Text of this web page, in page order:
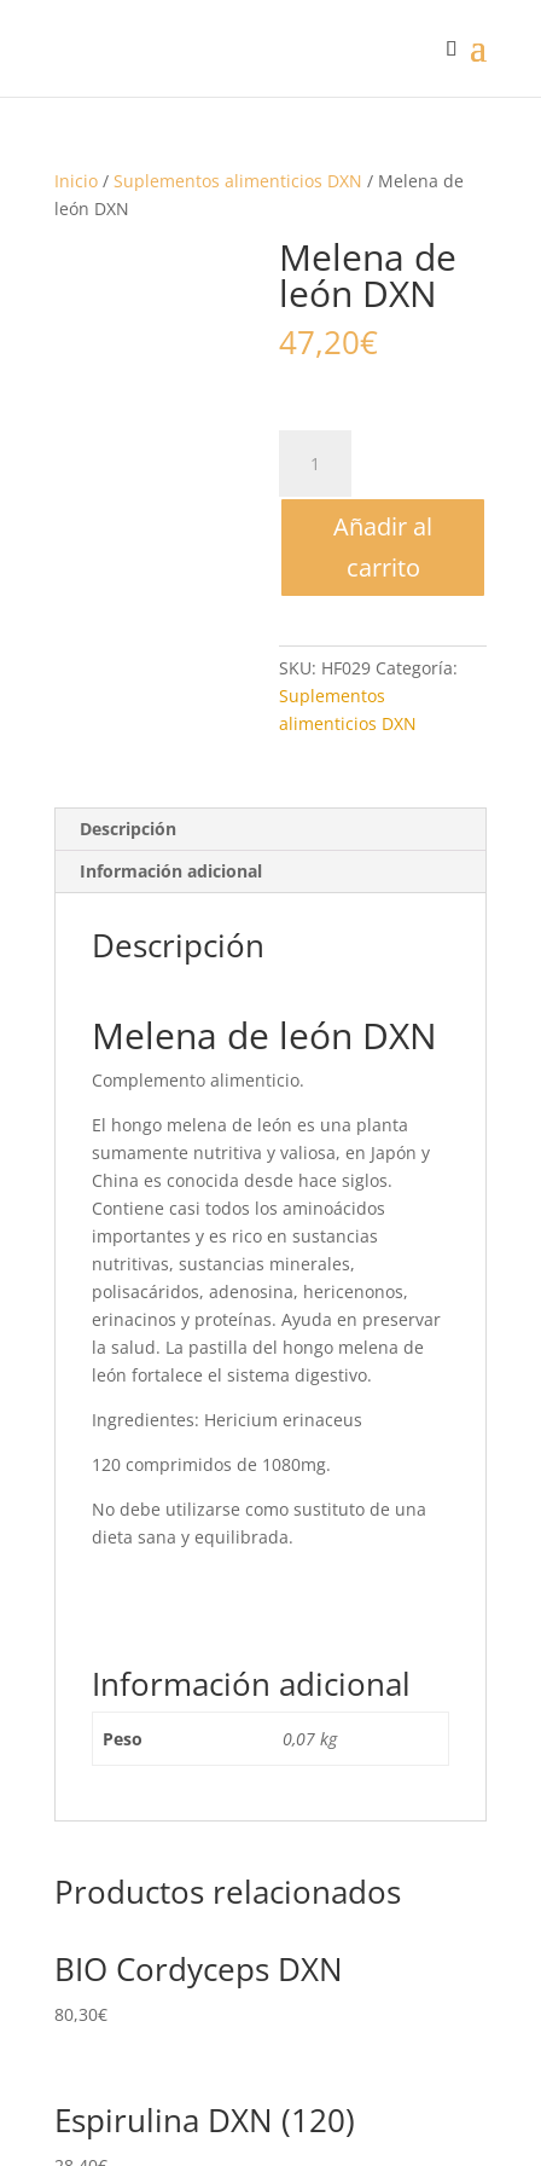
Inicio/ Suplementos alimenticios DXN / Melena de
león DXN
Melena de
león DXN
47,20€
león
Añadir al
carrito
SKU: HF029 Categoría:
Suplementos
alimenticios DXN
Descripción
Información adicional
Descripción
Melena de león DXN
Complemento alimenticio.
El hongo melena de león es una planta
sumamente nutritiva y valiosa, en Japón y
China es conocida desde hace siglos.
Contiene casi todos los aminoácidos
importantes y es rico en sustancias
nutritivas, sustancias minerales,
polisacáridos, adenosina, hericenonos,
erinacinos y proteínas. Ayuda en preservar
la salud. La pastilla del hongo melena de
león fortalece el sistema digestivo.
Ingredientes: Hericium erinaceus
120 comprimidos de 1080mg.
No debe utilizarse como sustituto de una
dieta sana y equilibrada.
Información adicional
Peso 0,07 kg
Productos relacionados
BIO Cordyceps DXN
80,30€
Espirulina DXN (120)